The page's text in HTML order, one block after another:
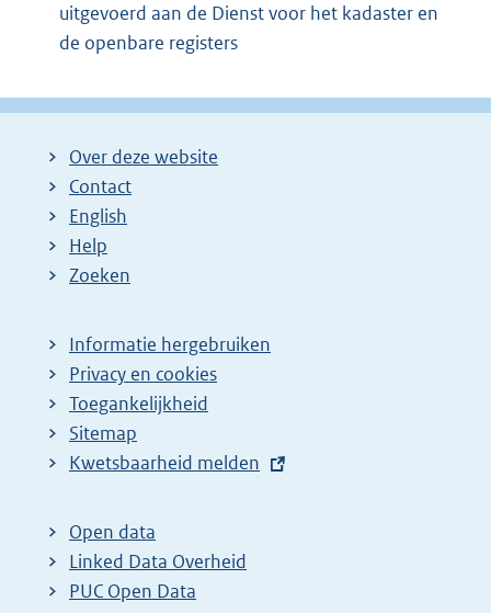
uitgevoerd aan de Dienst voor het kadaster en
de openbare registers
Over deze website
Contact
English
Help
Zoeken
Informatie hergebruiken
Privacy en cookies
Toegankelijkheid
Sitemap
E
t
e
r
Kwetsbaarheid melden
Open data
Linked Data Overheid
PUC Open Data